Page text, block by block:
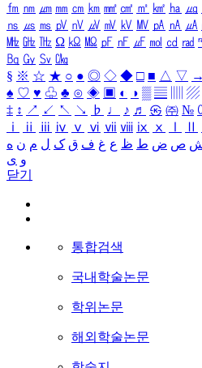
㎙ ㎚ ㎛ ㎜ ㎝ ㎞ ㎟ ㎠ ㎡ ㎢ ㏊ ㎍
㎱ ㎲ ㎳ ㎴ ㎵ ㎶ ㎷ ㎸ ㎹ ㎀ ㎁ ㎂
㎒ ㎓ ㎔ Ω ㏀ ㏁ ㎊ ㎋ ㎌ ㏖ ㏅ ㎭
㏃ ㏉ ㏜ ㏆
§ ※ ☆ ★ ○ ● ◎ ◇ ◆ □ ■ △ ▽ →
♠ ♡ ♥ ♧ ♣ ⊙ ◈ ▣ ◐ ◑ ▒ ▤ ▨
‡ ↕ ↗ ↙ ↖ ↘ ♭ ♩ ♪ ♬ ㉿ ㈜ №
ⅰ
ⅱ ⅲ ⅳ ⅴ ⅵ ⅶ ⅷ ⅸ ⅹ
ص ض ط ظ ع غ ف ق ک ل م ن ه
و ی
닫기
통합검색
국내학술논문
학위논문
해외학술논문